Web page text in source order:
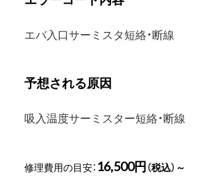
エバ入口サーミスタ短絡・断線
予想される原因
吸入温度サーミスター短絡・断線
修理費用の目安： 16,500円（税込）～